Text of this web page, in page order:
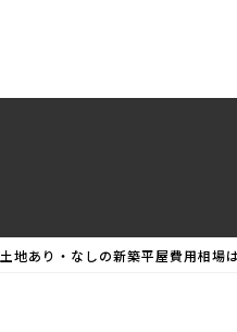
土地あり・なしの新築平屋費用相場